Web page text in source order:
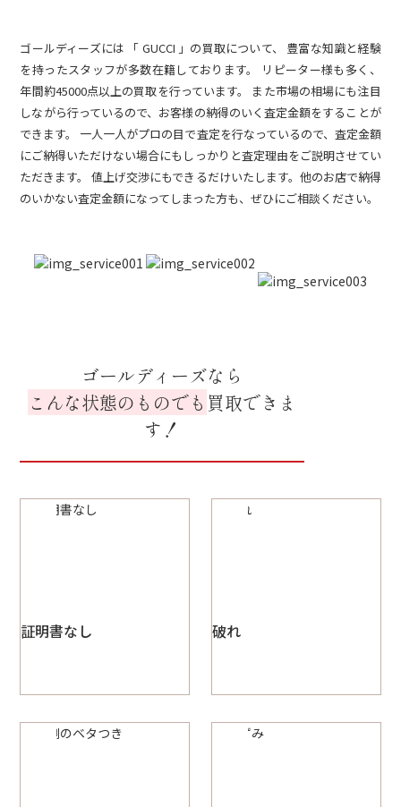
ゴールディーズには 「 GUCCI 」の買取について、 豊富な知識と経験
を持ったスタッフが多数在籍しております。 リピーター様も多く、
年間約45000点以上の買取を行っています。 また市場の相場にも注目
しながら行っているので、お客様の納得のいく査定金額をすることが
できます。 一人一人がプロの目で査定を行なっているので、査定金額
にご納得いただけない場合にもしっかりと査定理由をご説明させてい
ただきます。 値上げ交渉にもできるだけいたします。他のお店で納得
のいかない査定金額になってしまった方も、ぜひにご相談ください。
ゴールディーズなら
こんな状態のものでも 買取できま
す！
証明書なし 破れ